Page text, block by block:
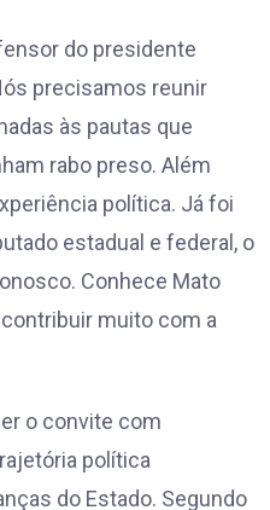
do presidente
precisamos reunir
às pautas que
rabo preso. Além
política. Já foi
estadual e federal, o
Conhece Mato
muito com a
o convite com
política
do Estado. Segundo